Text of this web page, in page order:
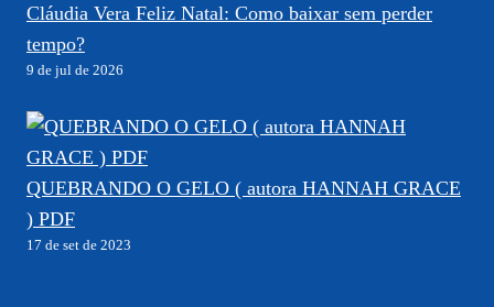
Cláudia Vera Feliz Natal: Como baixar sem perder
tempo?
9 de jul de 2026
QUEBRANDO O GELO ( autora HANNAH GRACE
) PDF
17 de set de 2023